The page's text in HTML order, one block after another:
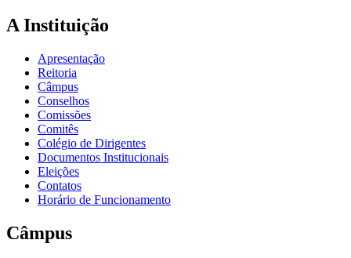
A Instituição
Apresentação
Reitoria
Câmpus
Conselhos
Comissões
Comitês
Colégio de Dirigentes
Documentos Institucionais
Eleições
Contatos
Horário de Funcionamento
Câmpus